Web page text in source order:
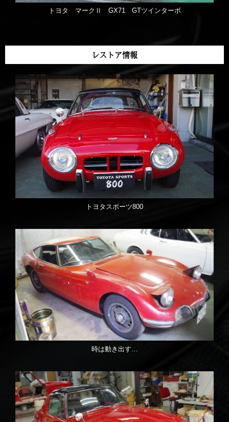
トヨタ マークⅡ GX71 GTツインターボ
レストア情報
トヨタスポーツ800
時は動き出す…